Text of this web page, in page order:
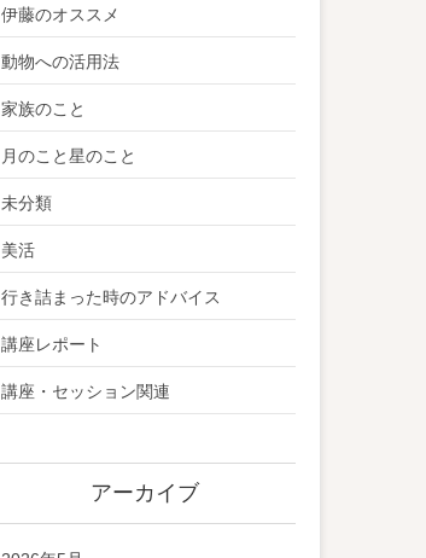
伊藤のオススメ
動物への活用法
家族のこと
月のこと星のこと
未分類
美活
行き詰まった時のアドバイス
講座レポート
講座・セッション関連
アーカイブ